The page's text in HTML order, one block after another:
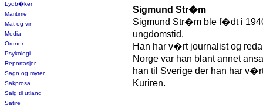
Lydb�ker
Maritime
Mat og vin
Media
Ordner
Psykologi
Reportasjer
Sagn og myter
Sakprosa
Salg til utland
Satire
Sigmund Str�m
Sigmund Str�m ble f�dt i
ungdomstid.
Han har v�rt journalist og
Norge var han blant annet
han til Sverige der han har
Kuriren.